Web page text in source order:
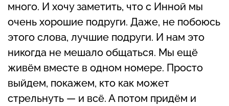
много. И хочу заметить, что с Инной мы
очень хорошие подруги. Даже, не побоюсь
этого слова, лучшие подруги. И нам это
никогда не мешало общаться. Мы ещё
живём вместе в одном номере. Просто
выйдем, покажем, кто как может
стрельнуть — и всё. А потом придём и